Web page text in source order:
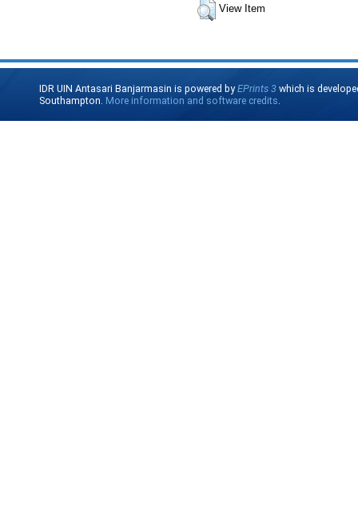
View Item
IDR UIN Antasari Banjarmasin is powered byEPrints 3 which is
Southampton. More information and software credits.